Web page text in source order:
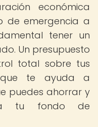
económica
de emergencia a
tener un
Un presupuesto
total sobre tus
te ayuda a
puedes ahorrar y
tu fondo de